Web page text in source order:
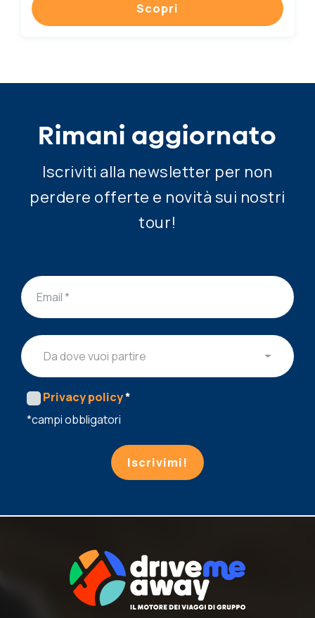
Scopri
Rimani aggiornato
Iscriviti alla newsletter per non
perdere offerte e novità sui nostri
tour!
Da dove vuoi partire
Privacy policy*
*campi obbligatori
Iscrivimi!